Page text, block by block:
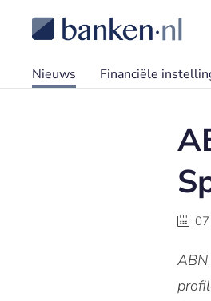
Nieuws Financiële
ABN